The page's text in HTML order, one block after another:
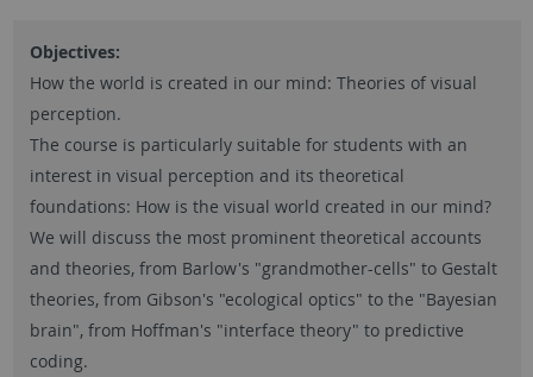
Objectives:
How the world is created in our mind: Theories of visual
perception.
The course is particularly suitable for students with an
interest in visual perception and its theoretical
foundations: How is the visual world created in our mind?
We will discuss the most prominent theoretical accounts
and theories, from Barlow's "grandmother-cells" to Gestalt
theories, from Gibson's "ecological optics" to the "Bayesian
brain", from Hoffman's "interface theory" to predictive
coding.